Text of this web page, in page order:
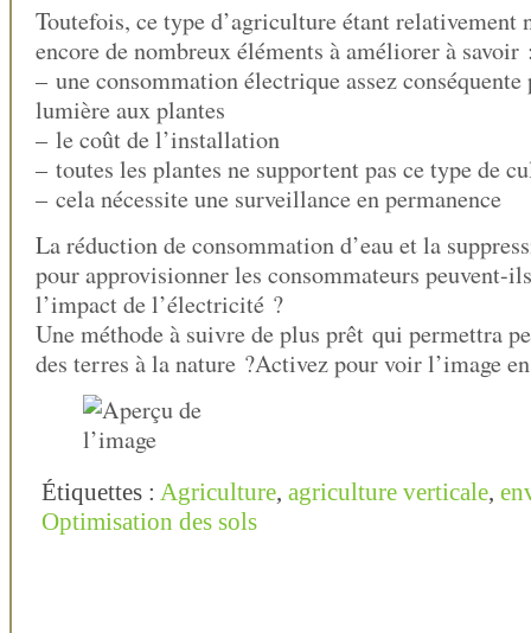
Toutefois, ce type d’agriculture étant relativement
encore de nombreux éléments à améliorer à savoir
– une consommation électrique assez
lumière aux plantes
– le coût de l’installation
– toutes les plantes ne supportent pas ce type de
– cela nécessite une surveillance en permanence
La réduction de consommation d’eau et la
pour approvisionner les consommateurs peuvent-
l’impact de l’électricité ?
Une méthode à suivre de plus prêt qui permettra
des terres à la nature ?Activez pour voir l’image
Étiquettes : Agriculture, agriculture verticale,
Optimisation des sols